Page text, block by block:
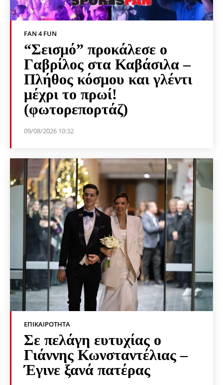
FAN 4 FUN
“Σεισμό” προκάλεσε ο
Γαβρίλος στα Καβάσιλα –
Πλήθος κόσμου και γλέντι
μέχρι το πρωί!
(φωτορεπορτάζ)
09/08/2026 10:32
ΕΠΙΚΑΙΡΌΤΗΤΑ
Σε πελάγη ευτυχίας ο
Γιάννης Κωνσταντέλιας –
Έγινε ξανά πατέρας